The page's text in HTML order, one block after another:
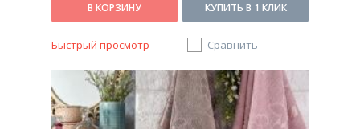
В КОРЗИНУ КУПИТЬ В 1 КЛИК
Быстрый просмотр Сравнить